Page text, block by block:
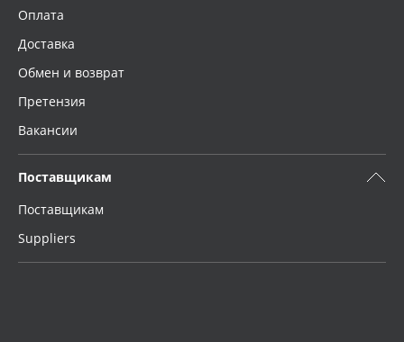
Оплата
Доставка
Обмен и возврат
Претензия
Вакансии
Поставщикам
Поставщикам
Suppliers